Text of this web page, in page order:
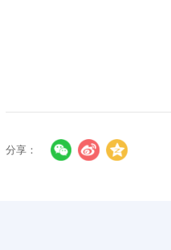
分享：